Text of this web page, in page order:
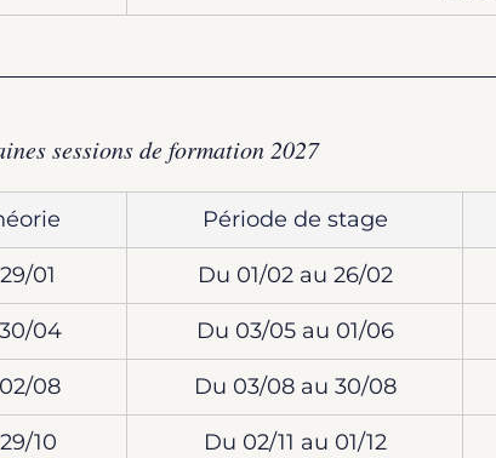
sessions de formation 2027
Période de stage
01 Du 01/02 au 26/02
04 Du 03/05 au 01/06
08 Du 03/08 au 30/08
10 Du 02/11 au 01/12